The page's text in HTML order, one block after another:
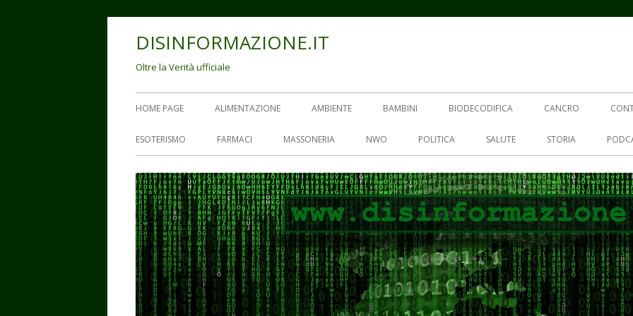
DISINFORMAZIONE.IT
Oltre la Verità ufficiale
Menu
principale
HOME PAGE ALIMENTAZIONE AMBIENTE BAMBINI BIODECODIFICA CANCRO
ESOTERISMO FARMACI MASSONERIA NWO POLITICA SALUTE STORIA